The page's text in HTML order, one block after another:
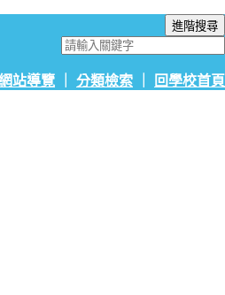
站導覽 分類檢索 回學校首頁